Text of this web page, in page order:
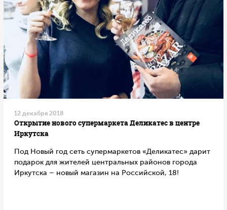
12 декабря 2018
Открытие нового супермаркета Деликатес в центре
Иркутска
Под Новый год сеть супермаркетов «Деликатес» дарит
подарок для жителей центральных районов города
Иркутска – новый магазин на Российской, 18!